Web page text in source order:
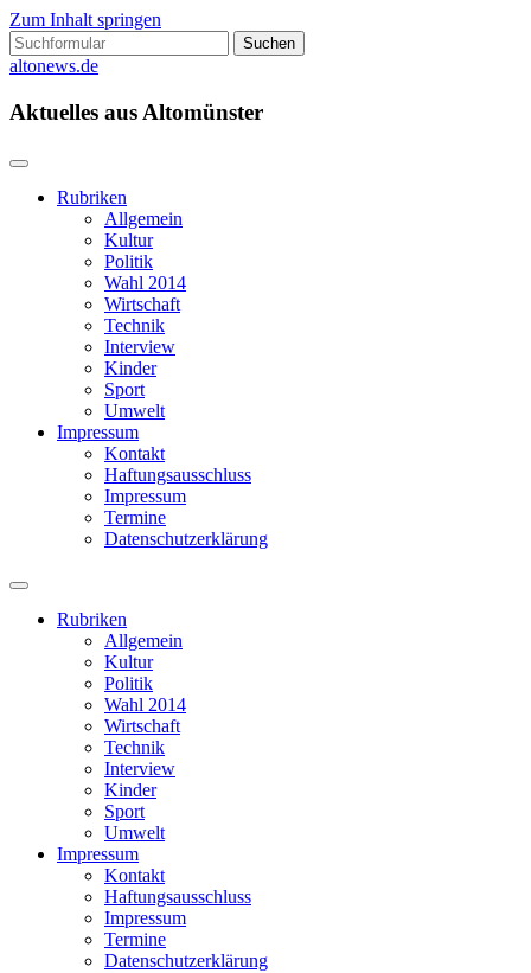
Zum Inhalt springen
Suchen
nach:
altonews.de
Aktuelles aus Altomünster
Rubriken
Allgemein
Kultur
Politik
Wahl 2014
Wirtschaft
Technik
Interview
Kinder
Sport
Umwelt
Impressum
Kontakt
Haftungsausschluss
Impressum
Termine
Datenschutzerklärung
Suchfeld
ein-/ausblenden
Rubriken
Allgemein
Kultur
Politik
Wahl 2014
Wirtschaft
Technik
Interview
Kinder
Sport
Umwelt
Impressum
Kontakt
Haftungsausschluss
Impressum
Termine
Datenschutzerklärung